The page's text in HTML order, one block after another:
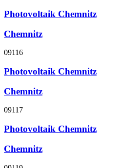
Photovoltaik Chemnitz
Chemnitz
09116
Photovoltaik Chemnitz
Chemnitz
09117
Photovoltaik Chemnitz
Chemnitz